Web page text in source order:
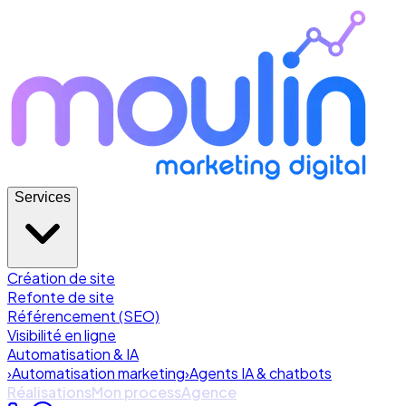
Services
Création de site
Refonte de site
Référencement (SEO)
Visibilité en ligne
Automatisation & IA
›Automatisation marketing›Agents IA & chatbots
RéalisationsMon processAgence